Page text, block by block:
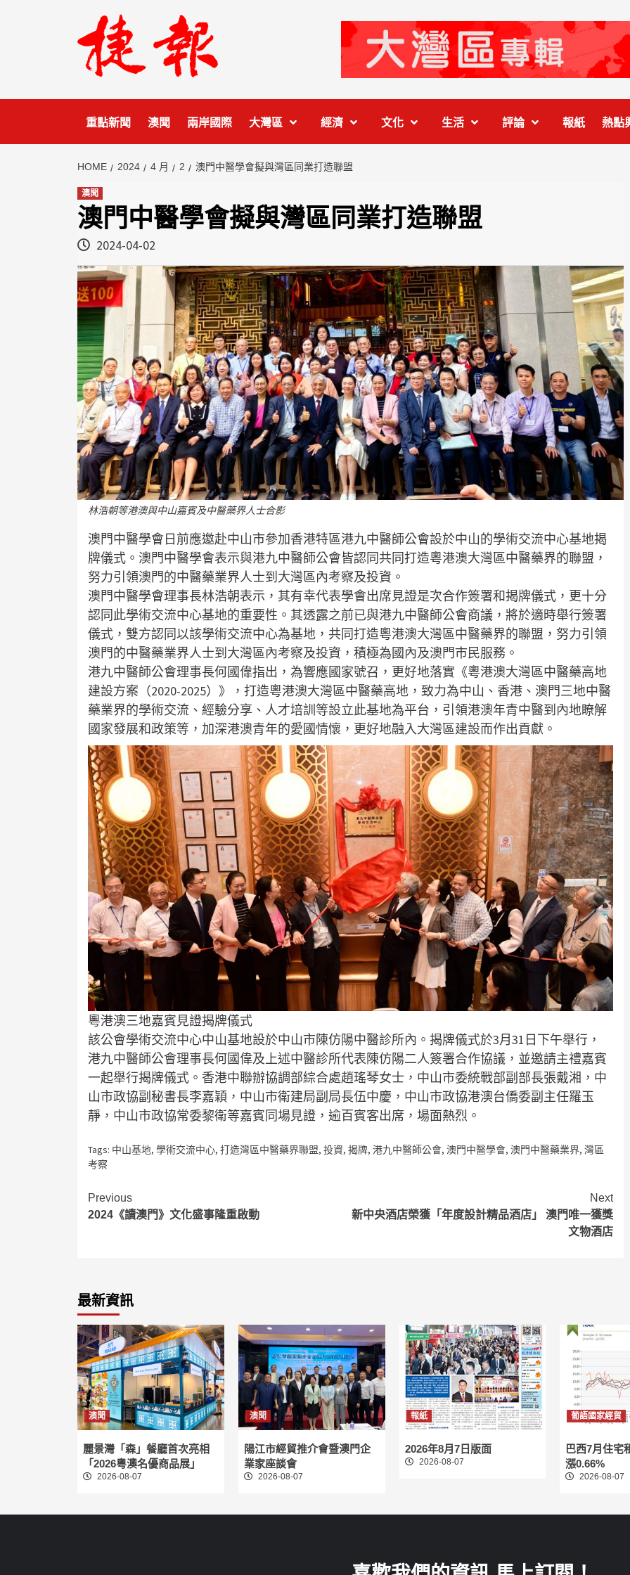
重點新聞 澳聞 兩岸國際 大灣區 經濟 文化 生活 評論 報紙 熱點
HOME 2024 4 月 2 澳門中醫學會擬與灣區同業打造聯盟
澳聞
澳門中醫學會擬與灣區同業打造聯盟
2024-04-02
林浩朝等港澳與中山嘉賓及中醫藥界人士合影
澳門中醫學會日前應邀赴中山市參加香港特區港九中醫師公會設於中山的學術交流中心基地揭
牌儀式。澳門中醫學會表示與港九中醫師公會皆認同共同打造粵港澳大灣區中醫藥界的聯盟，
努力引領澳門的中醫藥業界人士到大灣區內考察及投資。
澳門中醫學會理事長林浩朝表示，其有幸代表學會出席見證是次合作簽署和揭牌儀式，更十分
認同此學術交流中心基地的重要性。其透露之前已與港九中醫師公會商議，將於適時舉行簽署
儀式，雙方認同以該學術交流中心為基地，共同打造粵港澳大灣區中醫藥界的聯盟，努力引領
澳門的中醫藥業界人士到大灣區內考察及投資，積極為國內及澳門市民服務。
港九中醫師公會理事長何國偉指出，為響應國家號召，更好地落實《粵港澳大灣區中醫藥高地
建設方案（2020-2025）》，打造粵港澳大灣區中醫藥高地，致力為中山、香港、澳門三地中醫
藥業界的學術交流、經驗分享、人才培訓等設立此基地為平台，引領港澳年青中醫到內地瞭解
國家發展和政策等，加深港澳青年的愛國情懷，更好地融入大灣區建設而作出貢獻。
粵港澳三地嘉賓見證揭牌儀式
該公會學術交流中心中山基地設於中山市陳仿陽中醫診所內。揭牌儀式於3月31日下午舉行，
港九中醫師公會理事長何國偉及上述中醫診所代表陳仿陽二人簽署合作協議，並邀請主禮嘉賓
一起舉行揭牌儀式。香港中聯辦協調部綜合處趙瑤琴女士，中山市委統戰部副部長張戴湘，中
山市政協副秘書長李嘉穎，中山市衛建局副局長伍中慶，中山市政協港澳台僑委副主任羅玉
靜，中山市政協常委黎衛等嘉賓同場見證，逾百賓客出席，場面熱烈。
Tags: 中山基地, 學術交流中心, 打造灣區中醫藥界聯盟, 投資, 揭牌, 港九中醫師公會, 澳門中醫學會, 澳門中醫藥業界, 灣區
考察
Continue
Reading
Previous
2024《讀澳門》文化盛事隆重啟動
Next
新中央酒店榮獲「年度設計精品酒店」 澳門唯一獲獎
文物酒店
最新資訊
澳聞
麗景灣「森」餐廳首次亮相
「2026粵澳名優商品展」
2026-08-07
澳聞
陽江市經貿推介會暨澳門企
業家座談會
2026-08-07
報紙
2026年8月7日版面
2026-08-07
葡語國家經貿
巴西7月住宅
漲0.66%
2026-08-07